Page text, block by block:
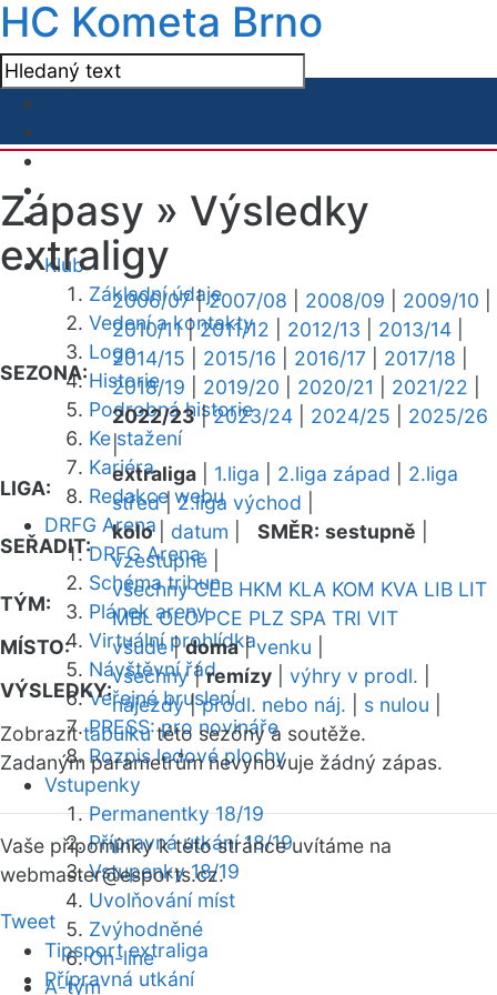
HC Kometa Brno
Klub
Základní údaje
Vedení a kontakty
Logo
Historie
Podrobná historie
Ke stažení
Kariéra
Redakce webu
DRFG Arena
DRFG Arena
Schéma tribun
Plánek areny
Virtuální prohlídka
Návštěvní řád
Veřejné bruslení
PRESS: pro novináře
Rozpis ledové plochy
Vstupenky
Permanentky 18/19
Přípravná utkání 18/19
Vstupenky 18/19
Uvolňování míst
Zvýhodněné
On-line
A-tým
Zápasy » Výsledky
extraligy
SEZONA:
2006/07|2007/08 2008/09 2009/10
2010/11|2011/12 2012/13 2013/14
2014/15
2015/16 2016/17 2017/18
2018/19
2019/20 2020/21 2021/22
2022/23|2023/24 2024/25
2025/26
|
LIGA:
extraliga 1.liga 2.liga západ
2.liga
střed|2.liga východ
SEŘADIT:
kolo| datum SMĚR: sestupně
vzestupně
TÝM:
všechny CEB HKM KLA KOM KVA LIB LIT
MBL OLO PCE PLZ SPA TRI VIT
MÍSTO:
všude|doma|venku
VÝSLEDKY:
všechny|remízy výhry v prodl.
nájezdy|prodl. nebo náj. s nulou
Zobrazittabulkutéto sezóny a soutěže.
Zadaným parametrům nevyhovuje žádný zápas.
Vaše připomínky k této stránce uvítáme na
webmaster@esports.cz.
Tweet
Tipsport extraliga
Přípravná utkání